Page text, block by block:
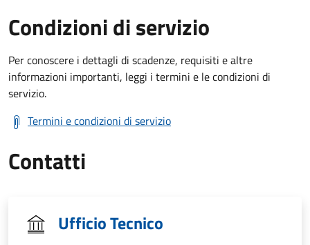
Condizioni di servizio
Per conoscere i dettagli di scadenze, requisiti e altre
informazioni importanti, leggi i termini e le condizioni di
servizio.
Termini e condizioni di servizio
Contatti
Ufficio Tecnico